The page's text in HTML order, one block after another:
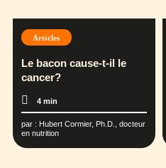
Articles
Le bacon cause-t-il le
cancer?
4 min
par : Hubert Cormier, Ph.D., docteur
en nutrition